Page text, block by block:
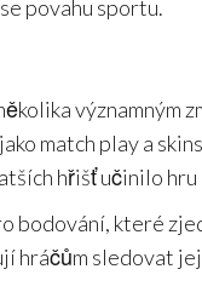
povahu sportu.
významným
match play a
hřišť učinilo
bodování, které
sledovat